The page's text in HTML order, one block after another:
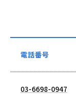
電話番号
03-6698-0947